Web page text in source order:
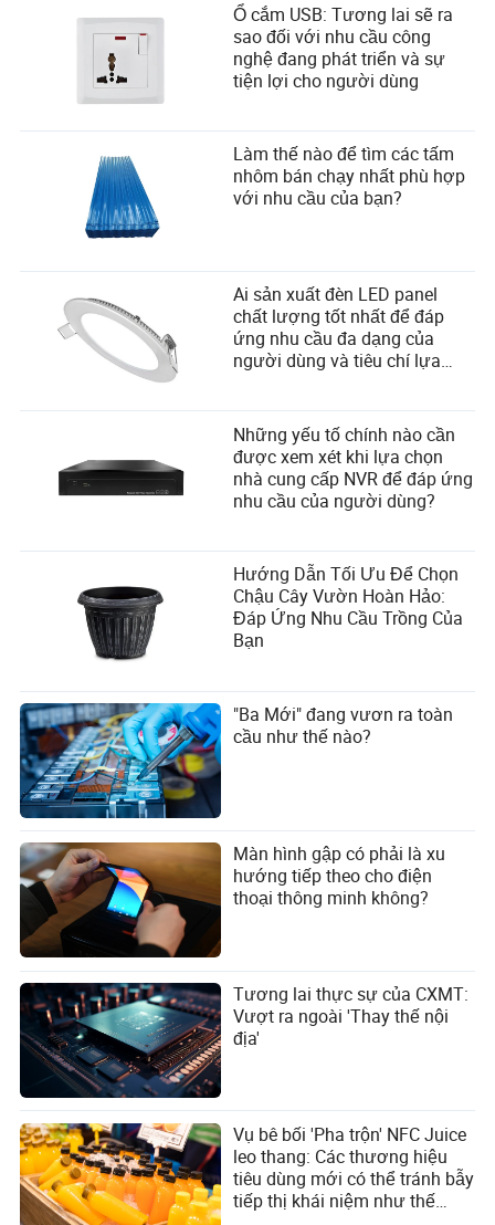
Ổ cắm USB: Tương lai sẽ ra
sao đối với nhu cầu công
nghệ đang phát triển và sự
tiện lợi cho người dùng
Làm thế nào để tìm các tấm
nhôm bán chạy nhất phù hợp
với nhu cầu của bạn?
Ai sản xuất đèn LED panel
chất lượng tốt nhất để đáp
ứng nhu cầu đa dạng của
người dùng và tiêu chí lựa
Những yếu tố chính nào cần
được xem xét khi lựa chọn
nhà cung cấp NVR để đáp ứng
nhu cầu của người dùng?
Hướng Dẫn Tối Ưu Để Chọn
Chậu Cây Vườn Hoàn Hảo:
Đáp Ứng Nhu Cầu Trồng Của
Bạn
"Ba Mới" đang vươn ra toàn
cầu như thế nào?
Màn hình gập có phải là xu
hướng tiếp theo cho điện
thoại thông minh không?
Tương lai thực sự của CXMT:
Vượt ra ngoài 'Thay thế nội
địa'
Vụ bê bối 'Pha trộn' NFC Juice
leo thang: Các thương hiệu
tiêu dùng mới có thể tránh bẫy
tiếp thị khái niệm như thế